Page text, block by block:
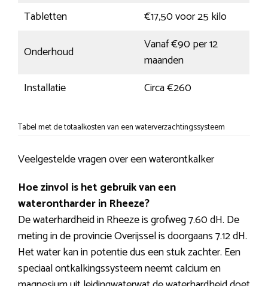
Tabletten
€17,50 voor 25 kilo
Onderhoud
Vanaf €90 per 12
maanden
Installatie
Circa €260
Tabel met de totaalkosten van een waterverzachtingssysteem
Veelgestelde vragen over een waterontkalker
Hoe zinvol is het gebruik van een
waterontharder in Rheeze?
De waterhardheid in Rheeze is grofweg 7.60 dH. De
meting in de provincie Overijssel is doorgaans 7.12 dH.
Het water kan in potentie dus een stuk zachter. Een
speciaal ontkalkingssysteem neemt calcium en